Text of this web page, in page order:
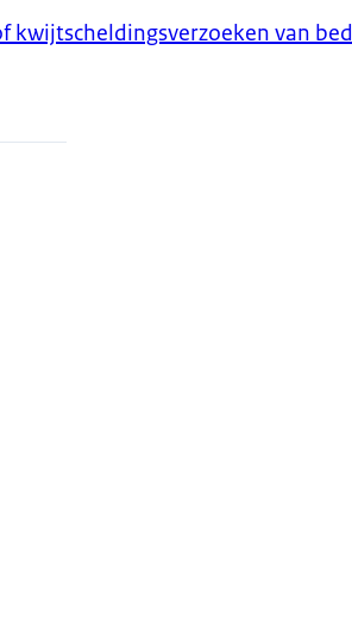
kwijtscheldingsverzoeken van